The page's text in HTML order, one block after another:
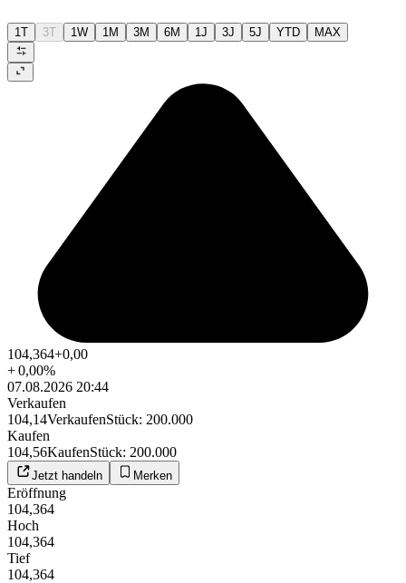
1T 3T 1W 1M 3M 6M 1J 3J 5J YTD MAX
104,364+0,00
+0,00%
07.08.2026 20:44
Verkaufen
104,14VerkaufenStück: 200.000
Kaufen
104,56KaufenStück: 200.000
Jetzt handeln Merken
Eröffnung
104,364
Hoch
104,364
Tief
104,364